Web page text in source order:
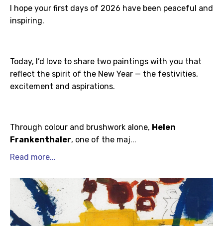
I hope your first days of 2026 have been peaceful and
inspiring.
Today, I’d love to share two paintings with you that
reflect the spirit of the New Year — the festivities,
excitement and aspirations.
Through colour and brushwork alone, Helen
Frankenthaler, one of the maj...
Read more...